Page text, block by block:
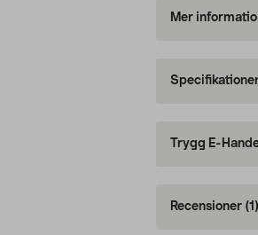
Mer
Trygg E-
Recensioner (1)